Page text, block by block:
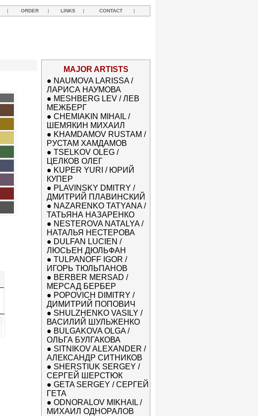
| ORDER | LINKS | CONTACT |
MAJOR ARTISTS
● NAUMOVA LARISSA /
ЛАРИСА НАУМОВА
● MESHBERG LEV / ЛЕВ
МЕЖБЕРГ
● CHEMIAKIN MIHAIL /
ШЕМЯКИН МИХАИЛ
● KHAMDAMOV RUSTAM /
РУСТАМ ХАМДАМОВ
● TSELKOV OLEG /
ЦЕЛКОВ ОЛЕГ
● KUPER YURI / ЮРИЙ
КУПЕР
● PLAVINSKY DMITRY /
ДМИТРИЙ ПЛАВИНСКИЙ
● NAZARENKO TATYANA /
ТАТЬЯНА НАЗАРЕНКО
● NESTEROVA NATALYA /
НАТАЛЬЯ НЕСТЕРОВА
● DULFAN LUCIEN /
ЛЮСЬЕН ДЮЛЬФАН
● TULPANOFF IGOR /
ИГОРЬ ТЮЛЬПАНОВ
● BERBER MERSAD /
МЕРСАД БЕРБЕР
● POPOVICH DIMITRY /
ДИМИТРИЙ ПОПОВИЧ
● SHULZHENKO VASILY /
ВАСИЛИЙ ШУЛЬЖЕНКО
● BULGAKOVA OLGA /
ОЛЬГА БУЛГАКОВА
● SITNIKOV ALEXANDER /
АЛЕКСАНДР СИТНИКОВ
● SHERSTIUK SERGEY /
СЕРГЕЙ ШЕРСТЮК
● GETA SERGEY / СЕРГЕЙ
ГЕТА
● ODNORALOV MIKHAIL /
МИХАИЛ ОДНОРАЛОВ